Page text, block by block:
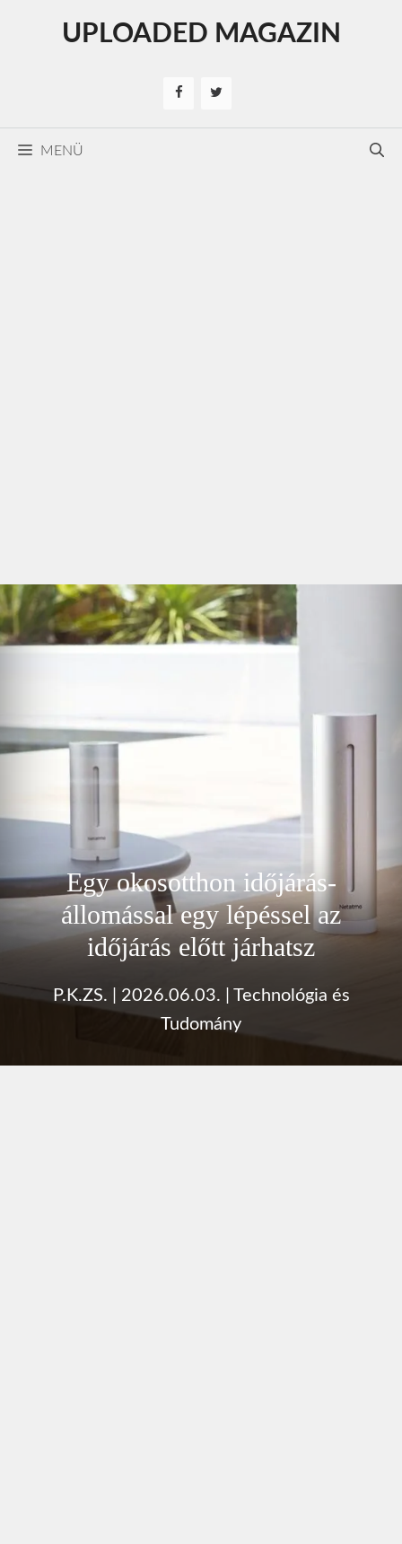
UPLOADED MAGAZIN
MENÜ
Egy okosotthon időjárás-
állomással egy lépéssel az
időjárás előtt járhatsz
P.K.ZS. 2026.06.03.
Technológia és
Tudomány